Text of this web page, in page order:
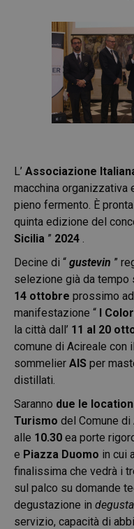
L’ Associazione
macchina organizzativa
pieno fermento. È
quinta edizione del
Sicilia ” 2024 .
Decine di “ gustevin ”
selezione già da tempo
14 ottobre prossimo ad
manifestazione “ I
la città dall’ 11 al 20
comune di Acireale con
sommelier AIS per
distillati.
Saranno due le location
Turismo del Comune
alle 10.30 ea porte
e Piazza Duomo in cui
finalissima che vedrà i
sul palco su domande
degustazione in
servizio, capacità di